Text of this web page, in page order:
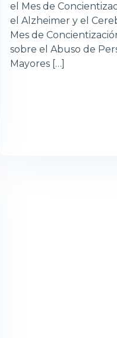
el Mes de
el Alzheimer y el
Mes de
sobre el Abuso de
Mayores […]